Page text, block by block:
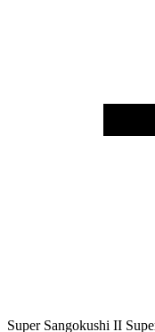
Super Sangokushi II